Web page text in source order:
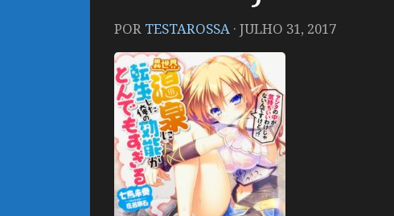
POR TESTAROSSA · JULHO 31, 2017